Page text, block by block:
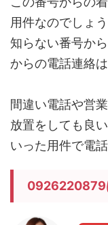
用件なのでしょ
知らない番号か
からの電話連絡
間違い電話や営
放置をしても良
いった用件で電
0926220879